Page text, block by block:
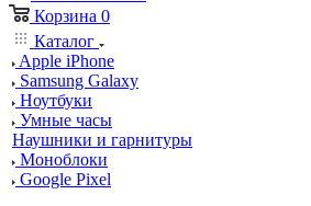
Корзина 0
Каталог
Apple iPhone
Samsung Galaxy
Ноутбуки
Умные часы
Наушники и гарнитуры
Моноблоки
Google Pixel